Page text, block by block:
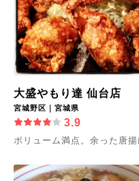
大盛やもり達 仙台店
宮城野区｜宮城県
3.9
ボリューム満点。余った唐